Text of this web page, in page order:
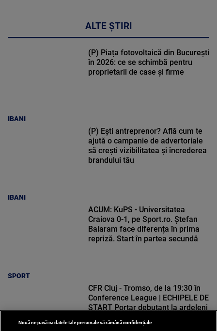
ALTE ȘTIRI
IBANI
(P) Piața fotovoltaică din București
în 2026: ce se schimbă pentru
proprietarii de case și firme
IBANI
(P) Ești antreprenor? Află cum te
ajută o campanie de advertoriale
să crești vizibilitatea și încrederea
brandului tău
SPORT
ACUM: KuPS - Universitatea
Craiova 0-1, pe Sport.ro. Ștefan
Baiaram face diferența în prima
repriză. Start în partea secundă
CFR Cluj - Tromso, de la 19:30 în
Conference League | ECHIPELE DE
START Portar debutant la ardeleni
Nouă ne pasă ca datele tale personale să rămână confidențiale